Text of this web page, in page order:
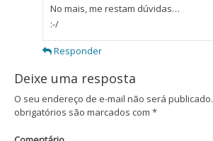
No mais, me restam dúvidas…
:-/
Responder
Deixe uma resposta
O seu endereço de e-mail não será publicado.
obrigatórios são marcados com *